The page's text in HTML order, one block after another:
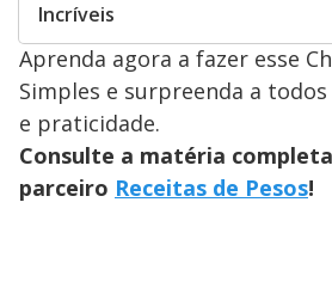
Incríveis
Aprenda agora a fazer esse
Simples e surpreenda a
e praticidade.
Consulte a matéria
parceiro Receitas de Pesos!